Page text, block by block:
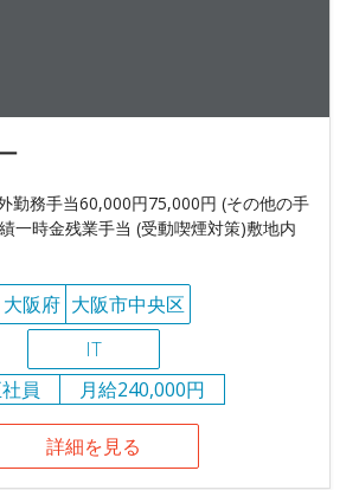
勤務手当60,000円75,000円 (その他の手
一時金残業手当 (受動喫煙対策)敷地内
大阪府 大阪市中央区
IT
員
月給240,000円
詳細を見る